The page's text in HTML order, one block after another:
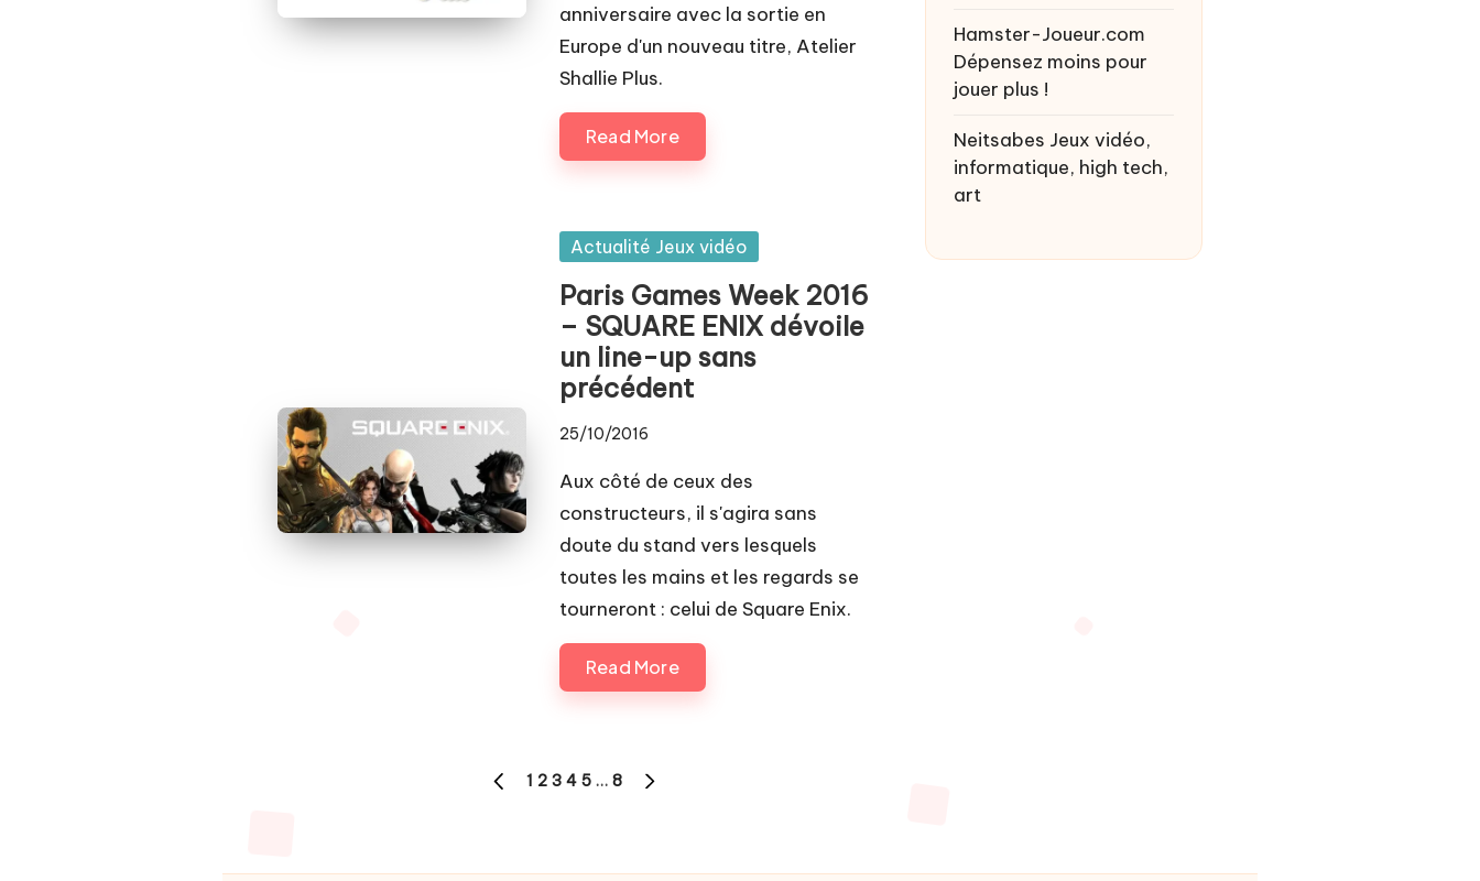
anniversaire avec la sortie en
Europe d'un nouveau titre, Atelier
Shallie Plus.
Read More
Posted
Actualité Jeux vidéo
Paris Games Week 2016
– SQUARE ENIX dévoile
un line-up sans
précédent
25/10/2016
Aux côté de ceux des
constructeurs, il s'agira sans
doute du stand vers lesquels
toutes les mains et les regards se
tourneront : celui de Square Enix.
Read More
PREVIOUS
1 2 3 4 5 … 8
Hamster-Joueur.com
Dépensez moins pour
jouer plus !
Neitsabes Jeux vidéo,
informatique, high tech,
art